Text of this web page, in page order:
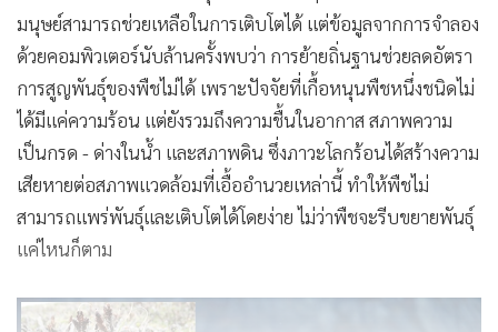
ของเส้นทางวิวัฒนาการพืชบนโลกจะสูญสิ้นไปตลอดกาล รวมถึง
พืชที่มนุษย์คุ้นเคยอย่างกล้วยไม้ที่มีดอกสวยงาม หรือบัวผุดที่มี
กลิ่นเหม็นที่สุดในโลก